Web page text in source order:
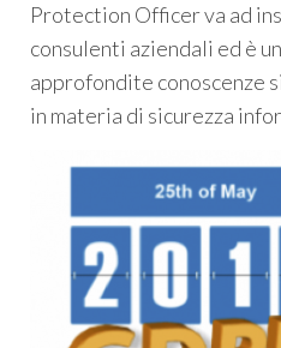
Protection Officer va ad
consulenti aziendali ed è
approfondite conoscenze
in materia di sicurezza